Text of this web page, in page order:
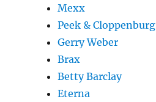
Mexx
Peek & Cloppenburg
Gerry Weber
Brax
Betty Barclay
Eterna